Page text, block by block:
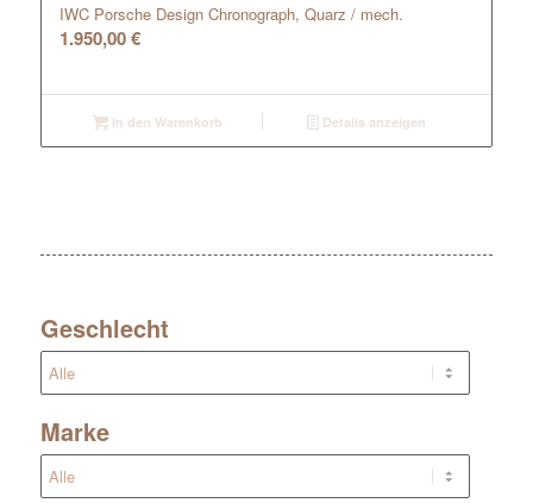
IWC Porsche Design Chronograph, Quarz / mech.
1.950,00€
In den Warenkorb Details anzeigen
Geschlecht
Marke